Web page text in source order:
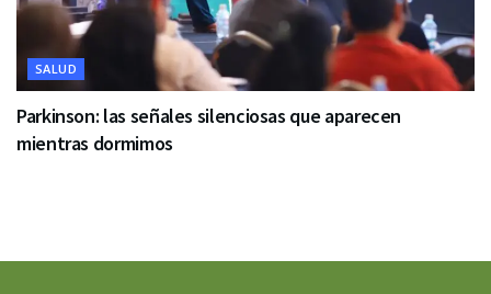
SALUD
Parkinson: las señales silenciosas que aparecen
mientras dormimos